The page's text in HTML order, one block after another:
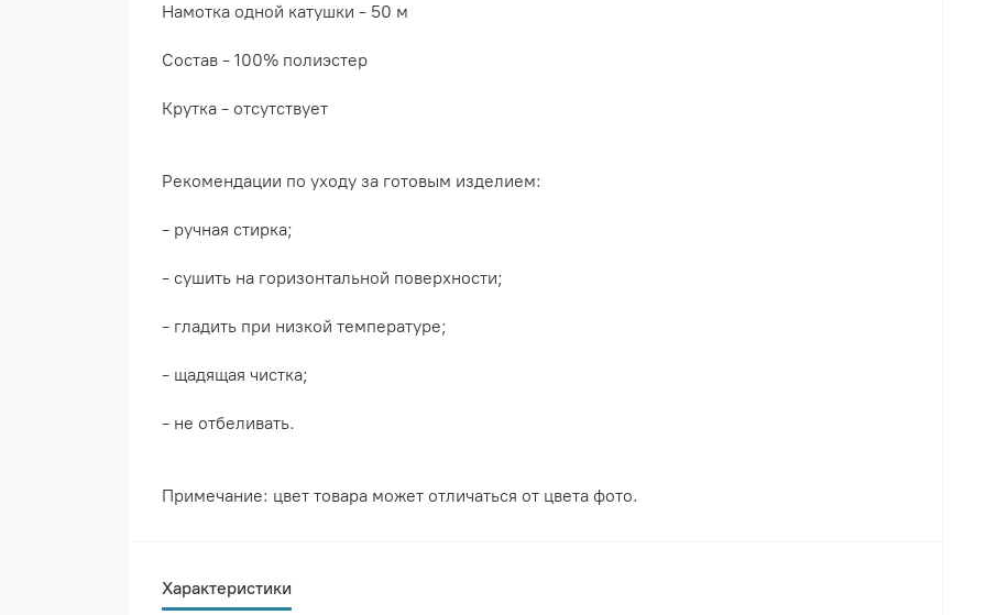
Намотка одной катушки - 50 м
Состав - 100% полиэстер
Крутка - отсутствует
Рекомендации по уходу за готовым изделием:
- ручная стирка;
- сушить на горизонтальной поверхности;
- гладить при низкой температуре;
- щадящая чистка;
- не отбеливать.
Примечание: цвет товара может отличаться от цвета фото.
Характеристики